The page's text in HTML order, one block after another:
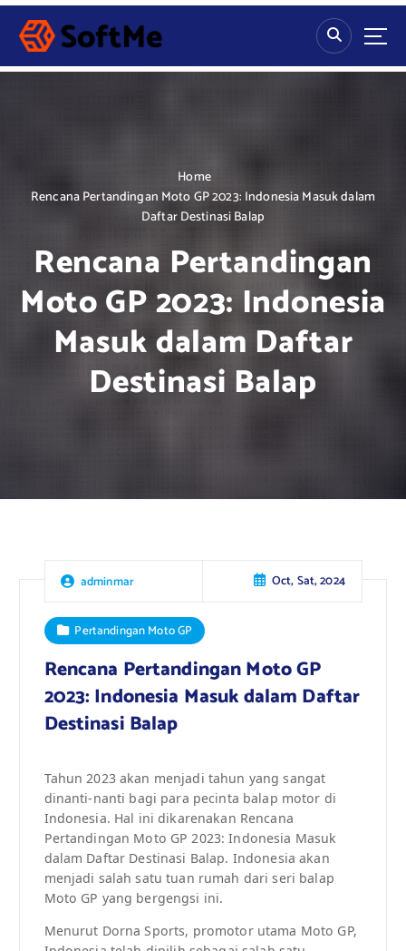
S
p
Home
Rencana Pertandingan Moto GP 2023: Indonesia Masuk dalam
Daftar Destinasi Balap
Rencana Pertandingan
Moto GP 2023: Indonesia
Masuk dalam Daftar
Destinasi Balap
adminmar Oct, Sat, 2024
Pertandingan Moto GP
Rencana Pertandingan Moto GP
2023: Indonesia Masuk dalam Daftar
Destinasi Balap
Tahun 2023 akan menjadi tahun yang sangat
dinanti-nanti bagi para pecinta balap motor di
Indonesia. Hal ini dikarenakan Rencana
Pertandingan Moto GP 2023: Indonesia Masuk
dalam Daftar Destinasi Balap. Indonesia akan
menjadi salah satu tuan rumah dari seri balap
Moto GP yang bergengsi ini.
Menurut Dorna Sports, promotor utama Moto GP,